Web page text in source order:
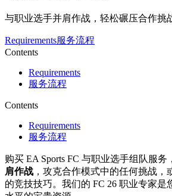
与职业选手并肩作战，轻松碾压合作挑
Requirements服务流程
Contents
Requirements
服务流程
Contents
Requirements
服务流程
购买 EA Sports FC 与职业选手组队服务，
肩作战 ，攻克合作模式中的任何挑战，
的竞技技巧。我们的 FC 26 职业专家是